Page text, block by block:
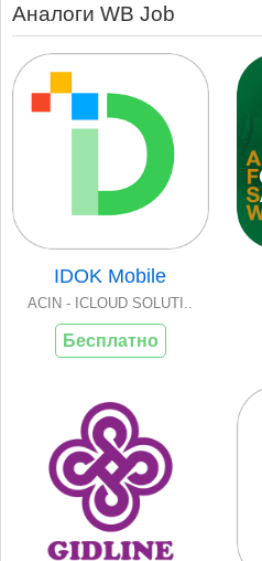
Аналоги WB Job
IDOK Mobile
ACIN - ICLOUD SOLUTI..
Бесплатно